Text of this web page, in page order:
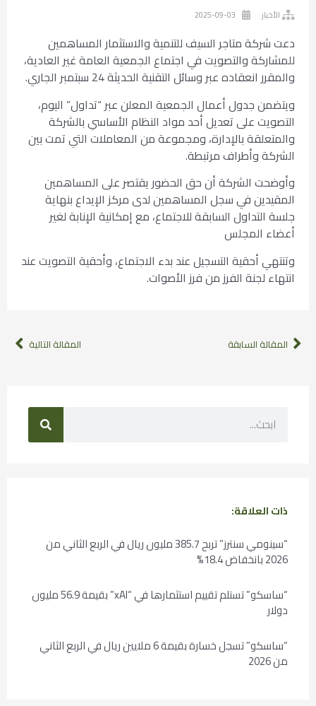
الأخبار 2025-09-03
دعت شركة متاجر السيف للتنمية والاستثمار المساهمين
للمشاركة والتصويت في اجتماع الجمعية العامة غير العادية،
والمقرر انعقاده عبر وسائل التقنية الحديثة 24 سبتمبر الجاري.
ويتضمن جدول أعمال الجمعية المعلن عبر “تداول” اليوم،
التصويت على تعديل أحد مواد النظام الأساسي بالشركة
والمتعلقة بالإدارة، ومجموعة من المعاملات التي تمت بين
الشركة وأطراف مرتبطة.
وأوضحت الشركة أن حق الحضور يقتصر على المساهمين
المقيدين في سجل المساهمين لدى مركز الإيداع بنهاية
جلسة التداول السابقة للاجتماع، مع إمكانية الإنابة لغير
أعضاء المجلس
وتنتهي أحقية التسجيل عند بدء الاجتماع، وأحقية التصويت عند
انتهاء لجنة الفرز من فرز الأصوات.
المقالة السابقة المقالة التالية
ذات العلاقة:
“سينومي سنترز” تربح 385.7 مليون ريال في الربع الثاني من
2026 بانخفاض 18.4%
“ساسكو” تستلم تقييم استثمارها في “xAI” بقيمة 56.9 مليون
دولار
“ساسكو” تسجل خسارة بقيمة 6 ملايين ريال في الربع الثاني
من 2026